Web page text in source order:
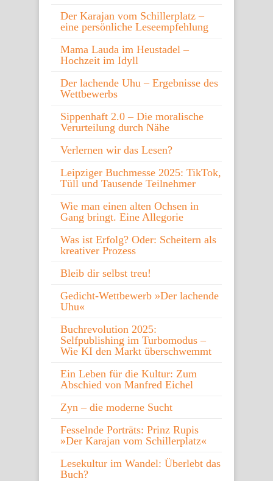
Der Karajan vom Schillerplatz –
eine persönliche Leseempfehlung
Mama Lauda im Heustadel –
Hochzeit im Idyll
Der lachende Uhu – Ergebnisse des
Wettbewerbs
Sippenhaft 2.0 – Die moralische
Verurteilung durch Nähe
Verlernen wir das Lesen?
Leipziger Buchmesse 2025: TikTok,
Tüll und Tausende Teilnehmer
Wie man einen alten Ochsen in
Gang bringt. Eine Allegorie
Was ist Erfolg? Oder: Scheitern als
kreativer Prozess
Bleib dir selbst treu!
Gedicht-Wettbewerb »Der lachende
Uhu«
Buchrevolution 2025:
Selfpublishing im Turbomodus –
Wie KI den Markt überschwemmt
Ein Leben für die Kultur: Zum
Abschied von Manfred Eichel
Zyn – die moderne Sucht
Fesselnde Porträts: Prinz Rupis
»Der Karajan vom Schillerplatz«
Lesekultur im Wandel: Überlebt das
Buch?